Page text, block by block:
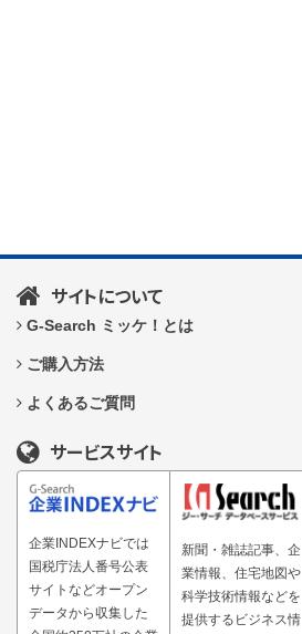
サイトについて
G-Search ミッケ！とは
ご購入方法
よくあるご質問
サービスサイト
企業INDEXナビでは
国税庁法人番号公表
サイトなどオープン
データから収集した
新聞・雑誌記事、企
業情報、住宅地図や
科学技術情報などを
提供するビジネス情